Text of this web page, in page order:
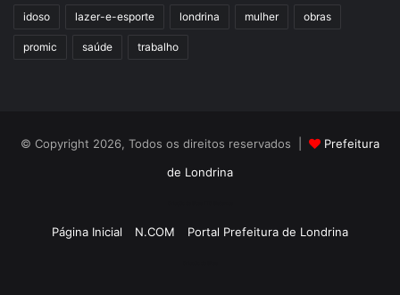
idoso lazer-e-esporte londrina mulher obras
promic saúde trabalho
© Copyright 2026, Todos os direitos reservados |
Prefeitura
de Londrina
Página Inicial N.COM Portal Prefeitura de Londrina